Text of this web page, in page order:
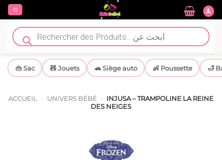
Passer
contenu
Recherche
de
produits
👜 Sac 🧸 Jouets 🚗 Siège auto 👶 Poussette 🛁
ACCUEIL - UNIVERS BÉBÉ - INJUSA – TRAMPOLINE LA REINE
DES NEIGES